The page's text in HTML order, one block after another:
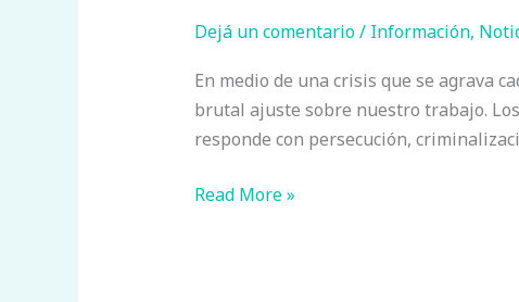
Dejá un comentario/ Información,
En medio de una crisis que se agrava
brutal ajuste sobre nuestro trabajo.
responde con persecución,
Read More »